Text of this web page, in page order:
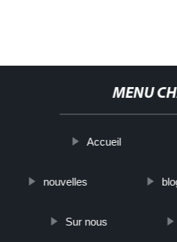
MENU
Accueil
nouvelles
Sur nous